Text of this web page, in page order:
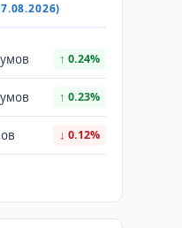
↑ 0.24%
↑ 0.23%
↓ 0.12%